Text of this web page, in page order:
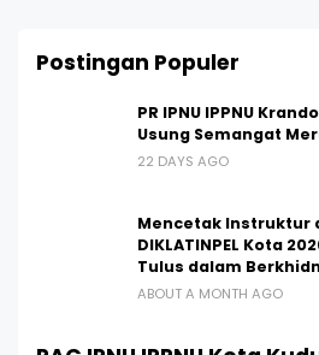
Postingan Populer
PR IPNU IPPNU
Usung Semangat
22 DAYS AGO
Mencetak Instruktur
DIKLATINPEL Kota
Tulus dalam
ABOUT A MONTH AGO